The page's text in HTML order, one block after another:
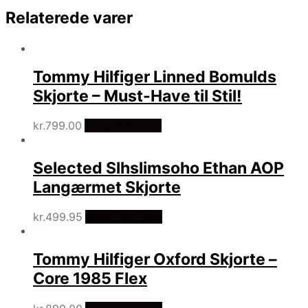
Relaterede varer
Tommy Hilfiger Linned Bomulds
Skjorte – Must-Have til Stil!
kr.799.00
Selected Slhslimsoho Ethan AOP
Langærmet Skjorte
kr.499.95
Tommy Hilfiger Oxford Skjorte –
Core 1985 Flex